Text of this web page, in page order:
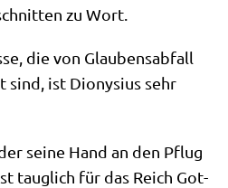
zu Wort.
die von Glau­bens­ab­fall
sind, ist Dio­ny­si­us sehr
sei­ne Hand an den Pflug
taug­lich für das Reich Got­